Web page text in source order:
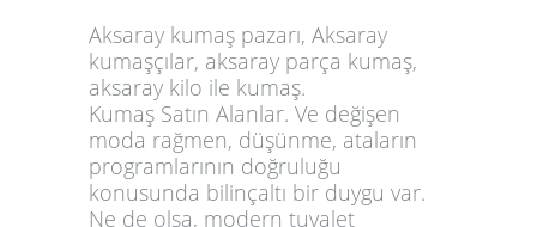
Aksaray kumaş pazarı, Aksaray
kumaşçılar, aksaray parça kumaş,
aksaray kilo ile kumaş.
Kumaş Satın Alanlar. Ve değişen
moda rağmen, düşünme, ataların
programlarının doğruluğu
konusunda bilinçaltı bir duygu var.
Ne de olsa, modern tuvalet